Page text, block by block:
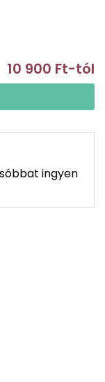
10 900 Ft-tól
ingyen